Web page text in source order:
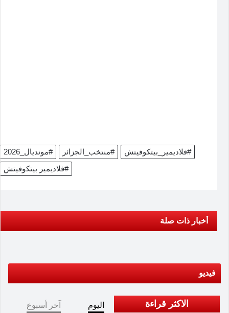
#مونديال_2026 #منتخب_الجزائر
#فلاديمير_بيتكوفيتش
#فلاديمير بيتكوفيتش
أخبار ذات صلة
فيديو
الاكثر قراءة اليوم آخر أسبوع